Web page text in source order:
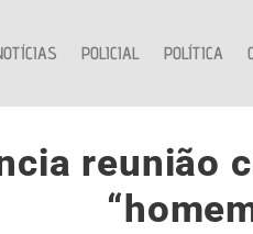
POLICIAL POLÍTICA
reunião